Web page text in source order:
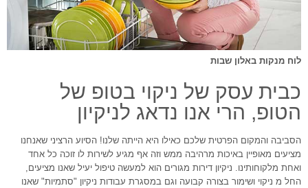
לוח מנקות באלון שבות
כבית עסק של ניקוי בטופ של
הטופ, הרי אנו נדאג לניקיון
הסביבה והמקום הפרטית שלכם כאילו היא הייתה שלנו! הסיוע הרציני שאנחנו
מציעים מאופיין באיכות מרהיבה ממש וזה אף מגיע לשירות לו זוכה כל אחד
ואחת מלקוחותינו. ניקיון דירות מגורים הוא למעשה טיפול יעיל שאנו מציעים,
החל מ ניקוי ושימור בצורה קבועה וגם במסגרת עבודות ניקיון "סתמיות" שאנו